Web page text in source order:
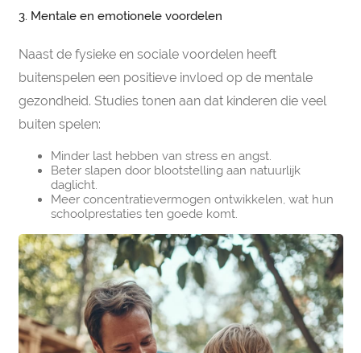
3. Mentale en emotionele voordelen
Naast de fysieke en sociale voordelen heeft
buitenspelen een positieve invloed op de mentale
gezondheid. Studies tonen aan dat kinderen die veel
buiten spelen:
Minder last hebben van stress en angst​.
Beter slapen door blootstelling aan natuurlijk
daglicht.
Meer concentratievermogen ontwikkelen, wat hun
schoolprestaties ten goede komt.